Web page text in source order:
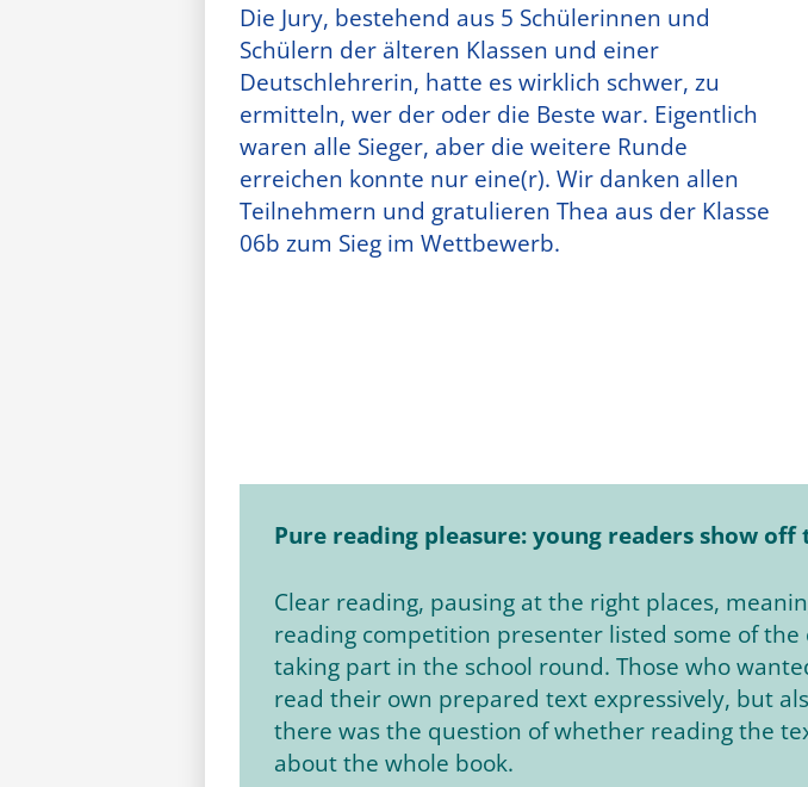
Die Jury, bestehend aus 5 Schülerinnen und
Schülern der älteren Klassen und einer
Deutschlehrerin, hatte es wirklich schwer, zu
ermitteln, wer der oder die Beste war. Eigentlich
waren alle Sieger, aber die weitere Runde
erreichen konnte nur eine(r). Wir danken allen
Teilnehmern und gratulieren Thea aus der Klasse
06b zum Sieg im Wettbewerb.
Pure reading pleasure: young readers show
Clear reading, pausing at the right places,
reading competition presenter listed some of
taking part in the school round. Those who
read their own prepared text expressively, but
there was the question of whether reading the
about the whole book.